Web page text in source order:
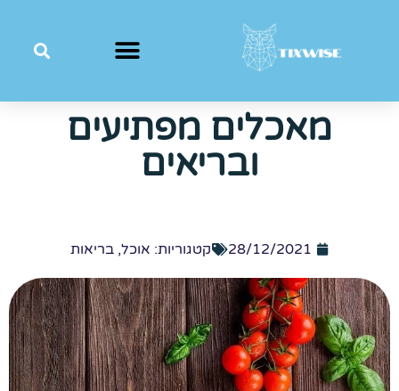
מאכלים מפתיעים
ובריאים
28/12/2021 קטגוריות: אוכל, בריאות